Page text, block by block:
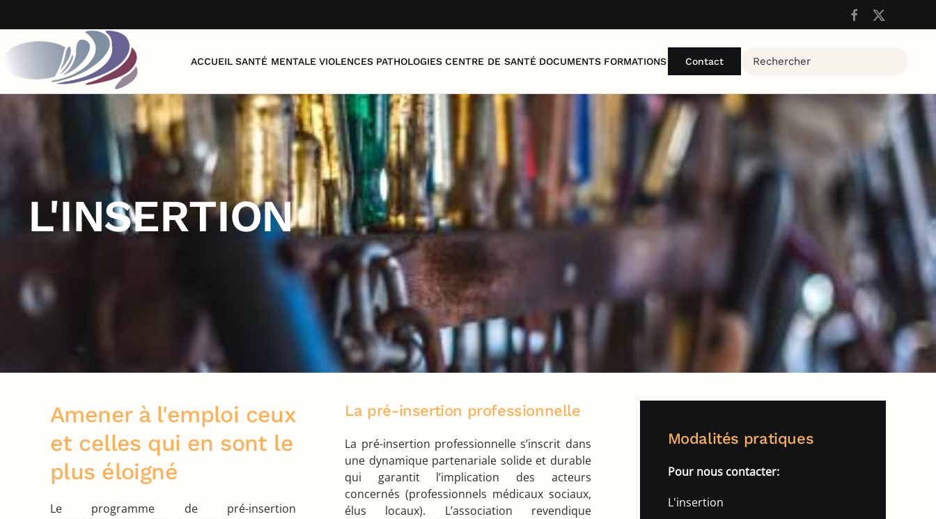
Accéder au contenu principal
ACCUEIL SANTÉ MENTALE VIOLENCES PATHOLOGIES CENTRE DE SANTÉ DOCUMENTS FORMATIONS Contact
L'INSERTION
Amener à l'emploi ceux
et celles qui en sont le
plus éloigné
Le programme de pré-insertion
La pré-insertion professionnelle
La pré-insertion professionnelle s’inscrit dans
une dynamique partenariale solide et durable
qui garantit l’implication des acteurs
concernés (professionnels médicaux sociaux,
élus locaux). L’association revendique
Modalités pratiques
Pour nous contacter:
L'insertion